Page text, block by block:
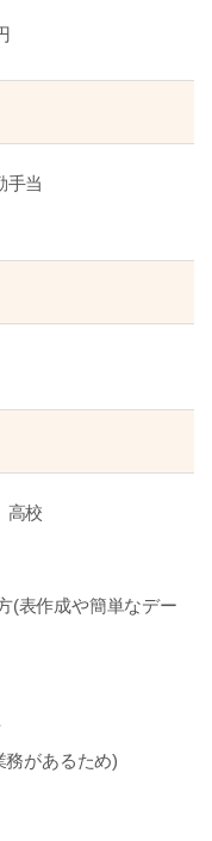
手当
高校
(表作成や簡単なデー
があるため)